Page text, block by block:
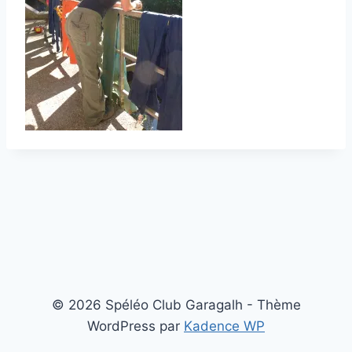
© 2026 Spéléo Club Garagalh - Thème
WordPress par Kadence WP